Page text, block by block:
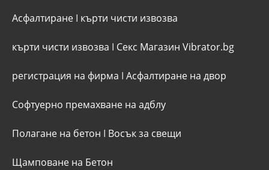
Асфалтиране I кърти чисти извозва
кърти чисти извозва I Секс Магазин Vibrator.bg
регистрация на фирма I Асфалтиране на двор
Софтуерно премахване на адблу
Полагане на бетон I Восък за свещи
Щамповане на Бетон